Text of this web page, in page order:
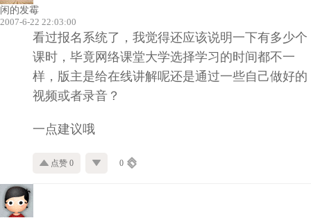
闲的发霉
2007-6-22 22:03:00
看过报名系统了，我觉得还应该说明一下有多少个
课时，毕竟网络课堂大学选择学习的时间都不一
样，版主是给在线讲解呢还是通过一些自己做好的
视频或者录音？
一点建议哦
点赞 0 0